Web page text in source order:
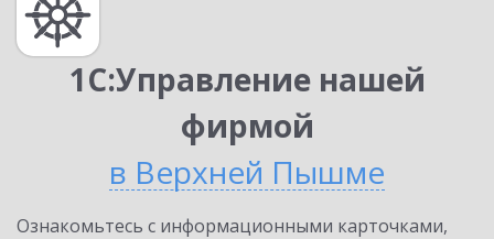
1С:Управление нашей
фирмой
в Верхней Пышме
Ознакомьтесь с информационными карточками,